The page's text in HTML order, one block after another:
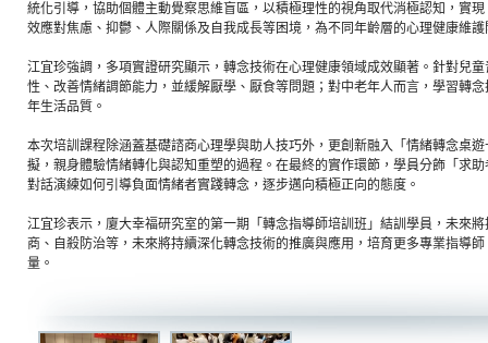
統化引導，協助個體主動覺察思維盲區，以積極理性的視角取代消極認知，實
效應對焦慮、抑鬱、人際關係及自我成長等困境，為不同年齡層的心理健康維
江宜珍強調，多項實證研究顯示，轉念技術在心理健康領域成效顯著。針對兒
性、改善情緒調節能力，並緩解厭學、厭食等問題；對中老年人而言，學習轉
年生活品質。
本次培訓課程除涵蓋基礎諮商心理學與助人技巧外，更創新融入「情緒轉念桌
擬，親身體驗情緒轉化與認知重塑的過程。在最終的實作環節，學員分飾「求
對話演練如何引導負面情緒者實踐轉念，逐步邁向積極正向的態度。
江宜珍表示，廈大幸福研究室的第一期「轉念指導師培訓班」結訓學員，未來
商、自殺防治等，未來將持續深化轉念技術的推廣與應用，培育更多專業指導
量。